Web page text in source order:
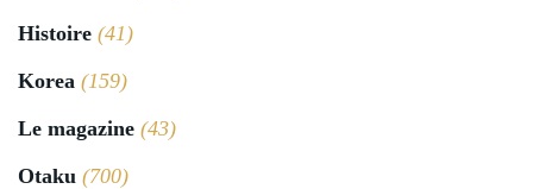
Histoire (41)
Korea (159)
Le magazine (43)
Otaku (700)